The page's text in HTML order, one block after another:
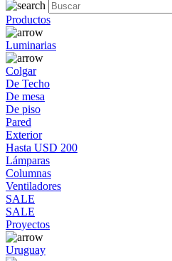
Productos
Luminarias
Colgar
De Techo
De mesa
De piso
Pared
Exterior
Hasta USD 200
Lámparas
Columnas
Ventiladores
SALE
SALE
Proyectos
Uruguay